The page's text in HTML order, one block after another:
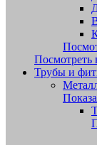
Посмотреть
Трубы и